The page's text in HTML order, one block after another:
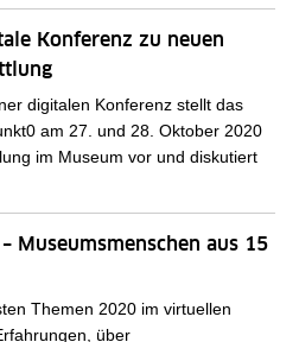
Konferenz zu neuen
digitalen Konferenz stellt das
am 27. und 28. Oktober 2020
im Museum vor und diskutiert
Museumsmenschen aus 15
Themen 2020 im virtuellen
über